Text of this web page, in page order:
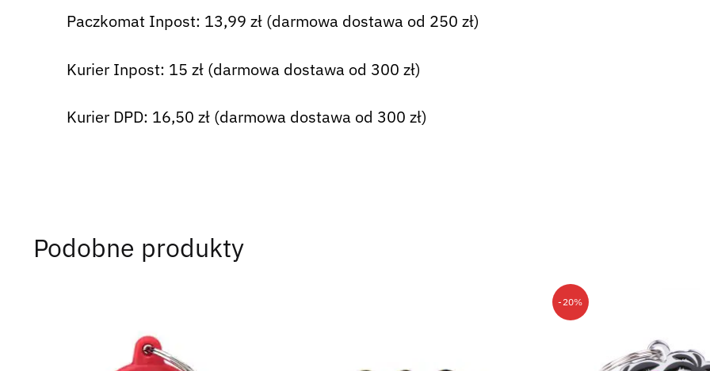
Paczkomat Inpost: 13,99 zł (darmowa dostawa od 250 zł)
Kurier Inpost: 15 zł (darmowa dostawa od 300 zł)
Kurier DPD: 16,50 zł (darmowa dostawa od 300 zł)
Podobne produkty
-20%